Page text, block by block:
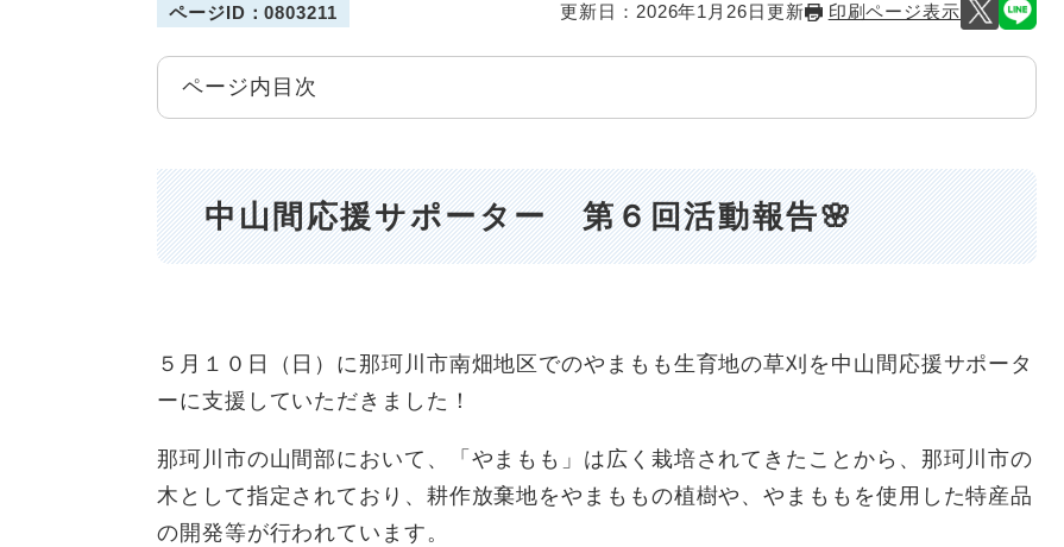
ページID：0803211 更新日：2026年1月26日更新 印刷ページ表示
ページ内目次
中山間応援サポーター 第６回活動報告🌸
５月１０日（日）に那珂川市南畑地区でのやまもも生育地の草刈を中山間応援サポータ
ーに支援していただきました！
那珂川市の山間部において、「やまもも」は広く栽培されてきたことから、那珂川市の
木として指定されており、耕作放棄地をやまももの植樹や、やまももを使用した特産品
の開発等が行われています。